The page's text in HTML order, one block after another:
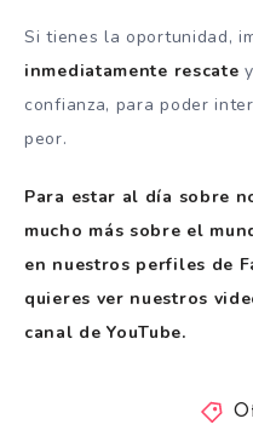
Si tienes la oportunidad,
inmediatamente rescate
confianza, para poder
peor.
Para estar al día sobre
mucho más sobre el
en nuestros perfiles de
quieres ver nuestros
canal de YouTube.